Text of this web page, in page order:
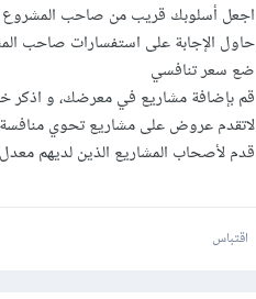
اجعل أسلوبك قريب من صاحب المشروع
حاول الإجابة على استفسارات صاحب
ضع سعر تنافسي
قم بإضافة مشاريع في معرضك، و اذكر
لاتقدم عروض على مشاريع تحوي منافسة عالية (25
قدم لأصحاب المشاريع الذين لديهم
اقتباس